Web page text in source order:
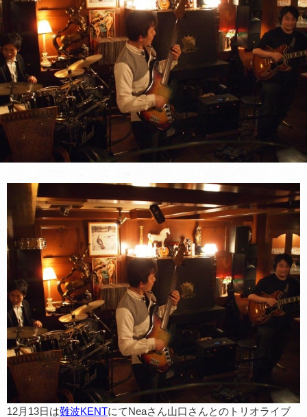
12月13日は難波KENTにてNeaさん山口さんとのトリオライブ